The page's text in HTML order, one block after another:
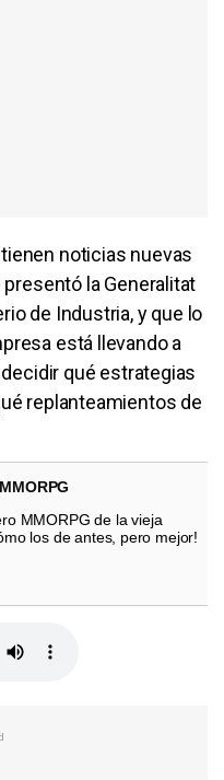
noticias nuevas
la Generalitat
de Industria, y que lo
está llevando a
qué estrategias
replanteamientos de
MMORPG de la vieja
los de antes, pero mejor!